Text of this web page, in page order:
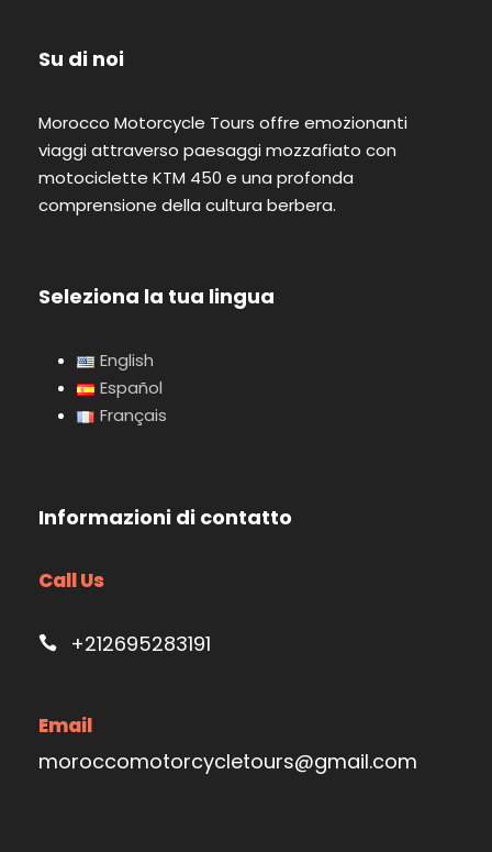
Su di noi
Morocco Motorcycle Tours offre emozionanti
viaggi attraverso paesaggi mozzafiato con
motociclette KTM 450 e una profonda
comprensione della cultura berbera.
Seleziona la tua lingua
English
Español
Français
Informazioni di contatto
Call Us
+212695283191
Email
moroccomotorcycletours@gmail.com